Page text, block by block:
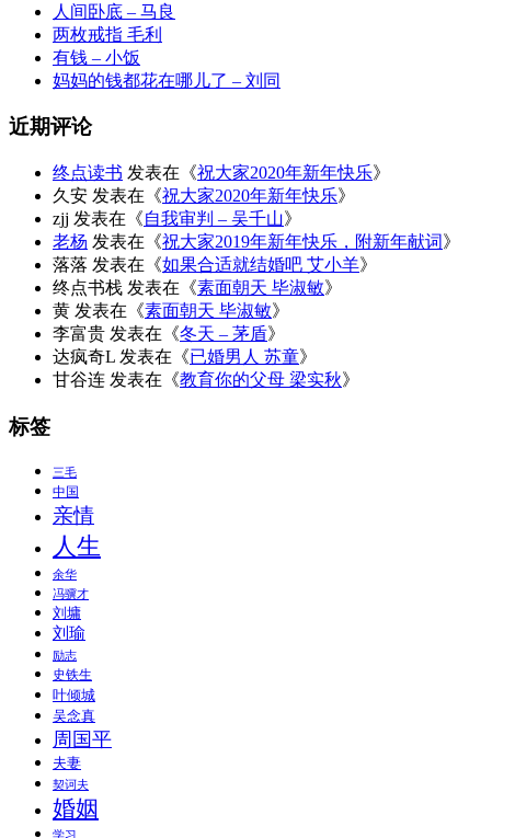
人间卧底 – 马良
两枚戒指 毛利
有钱 – 小饭
妈妈的钱都花在哪儿了 – 刘同
近期评论
终点读书 发表在《祝大家2020年新年快乐》
久安 发表在《祝大家2020年新年快乐》
zjj 发表在《自我审判 – 吴千山》
老杨 发表在《祝大家2019年新年快乐，附新年献词》
落落 发表在《如果合适就结婚吧 艾小羊》
终点书栈 发表在《素面朝天 毕淑敏》
黄 发表在《素面朝天 毕淑敏》
李富贵 发表在《冬天 – 茅盾》
达疯奇L 发表在《已婚男人 苏童》
甘谷连 发表在《教育你的父母 梁实秋》
标签
三毛
中国
亲情
人生
余华
冯骥才
刘墉
刘瑜
励志
史铁生
叶倾城
吴念真
周国平
夫妻
契诃夫
婚姻